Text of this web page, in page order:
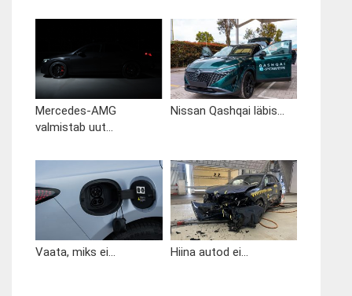
Mercedes-AMG
valmistab uut...
Nissan Qashqai läbis...
Vaata, miks ei... Hiina autod ei...